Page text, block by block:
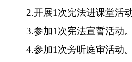
2.开展1次宪法进课堂活动
3.参加1次宪法宣誓活动。
4.参加1次旁听庭审活动。